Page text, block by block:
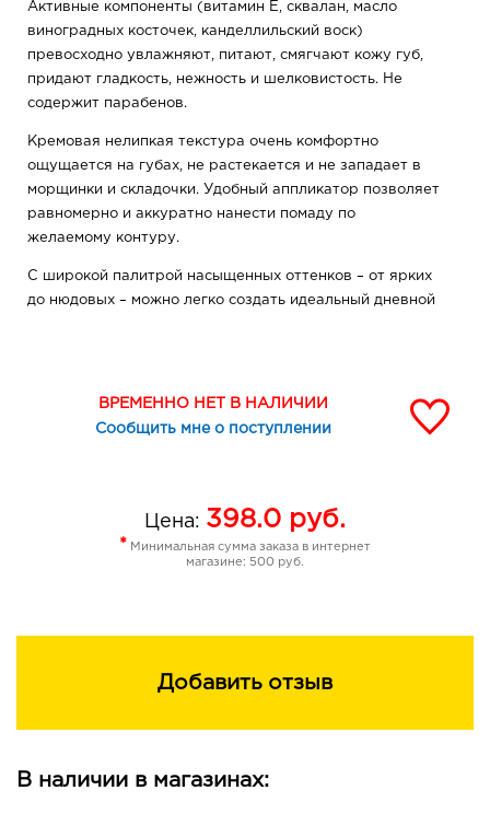
Активные компоненты (витамин Е, сквалан, масло
виноградных косточек, канделлильский воск)
превосходно увлажняют, питают, смягчают кожу губ,
придают гладкость, нежность и шелковистость. Не
содержит парабенов.
Кремовая нелипкая текстура очень комфортно
ощущается на губах, не растекается и не западает в
морщинки и складочки. Удобный аппликатор позволяет
равномерно и аккуратно нанести помаду по
желаемому контуру.
С широкой палитрой насыщенных оттенков – от ярких
до нюдовых – можно легко создать идеальный дневной
карандашом подходящего оттенка. Для визуального
увеличения губ обведите карандашом контур, выходя
прорисовывая «галочку» (точку над впадинкой) и
ложбинку под нижней губой.
Состав: гидрогенизированный полиизобутен,
полиглицерил-2 диполигидроксистеарат,
глицерилтрикаприлат/капрат, токоферол. +/-: CI 77891,
ВРЕМЕННО НЕТ В НАЛИЧИИ
Сообщить мне о поступлении
Цена: 398.0 руб.
* Минимальная сумма заказа в интернет
магазине: 500 руб.
Добавить отзыв
В наличии в магазинах: